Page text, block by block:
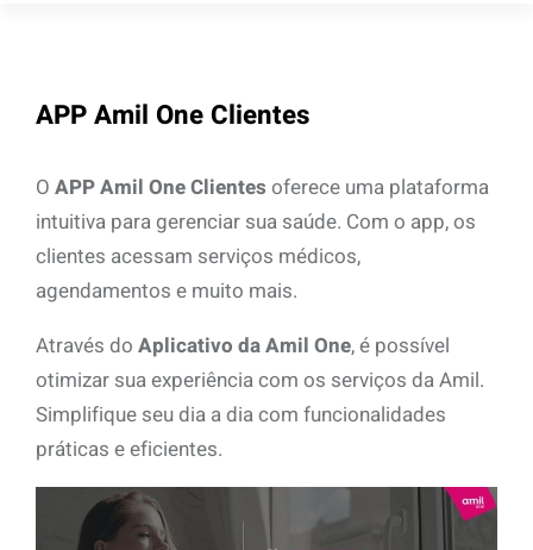
APP Amil One Clientes
O APP Amil One Clientes oferece uma plataforma
intuitiva para gerenciar sua saúde. Com o app, os
clientes acessam serviços médicos,
agendamentos e muito mais.
Através do Aplicativo da Amil One, é possível
otimizar sua experiência com os serviços da Amil.
Simplifique seu dia a dia com funcionalidades
práticas e eficientes.